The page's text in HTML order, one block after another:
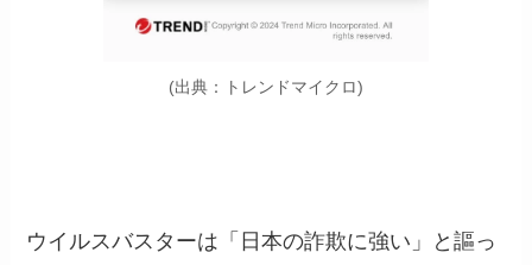
(出典：トレンドマイクロ)
ウイルスバスターは「日本の詐欺に強い」と謳っ